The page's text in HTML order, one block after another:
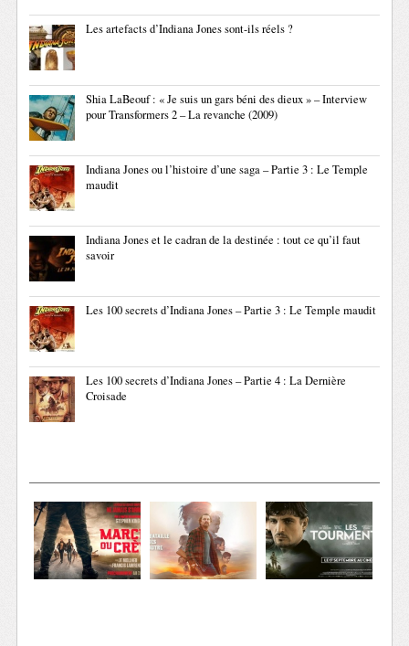
Les artefacts d’Indiana Jones sont-ils réels ?
Shia LaBeouf : « Je suis un gars béni des dieux » – Interview
pour Transformers 2 – La revanche (2009)
Indiana Jones ou l’histoire d’une saga – Partie 3 : Le Temple
maudit
Indiana Jones et le cadran de la destinée : tout ce qu’il faut
savoir
Les 100 secrets d’Indiana Jones – Partie 3 : Le Temple maudit
Les 100 secrets d’Indiana Jones – Partie 4 : La Dernière
Croisade